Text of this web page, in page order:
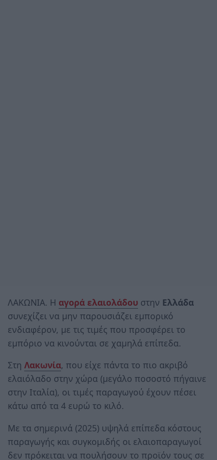
ΛΑΚΩΝΙΑ. Η αγορά ελαιολάδου στην Ελλάδα
συνεχίζει να μην παρουσιάζει εμπορικό
ενδιαφέρον, με τις τιμές που προσφέρει το
εμπόριο να κινούνται σε χαμηλά επίπεδα.
Στη Λακωνία, που είχε πάντα το πιο ακριβό
ελαιόλαδο στην χώρα (μεγάλο ποσοστό πήγαινε
στην Ιταλία), οι τιμές παραγωγού έχουν πέσει
κάτω από τα 4 ευρώ το κιλό.
Με τα σημερινά (2025) υψηλά επίπεδα κόστους
παραγωγής και συγκομιδής οι ελαιοπαραγωγοί
δεν πρόκειται να πουλήσουν το προϊόν τους σε